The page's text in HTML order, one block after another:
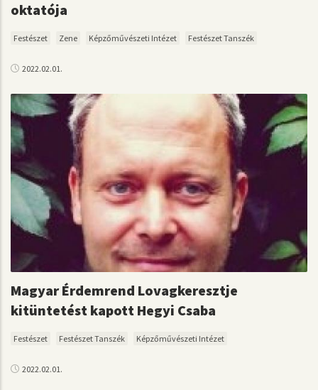
oktatója
Festészet Zene Képzőművészeti Intézet Festészet Tanszék
2022.02.01.
Magyar Érdemrend Lovagkeresztje
kitüntetést kapott Hegyi Csaba
Festészet Festészet Tanszék Képzőművészeti Intézet
2022.02.01.